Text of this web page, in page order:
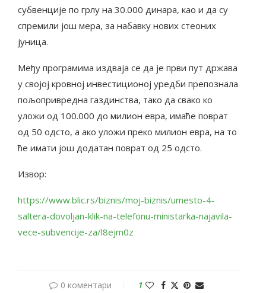
субвенције по грлу на 30.000 динара, као и да су
спремили још мера, за набавку нових стеоних
јуница.
Међу програмима издваја се да је први пут држава
у својој кровној инвестиционој уредби препознала
пољопривредна газдинства, тако да свако ко
уложи од 100.000 до милион евра, имаће поврат
од 50 одсто, а ако уложи преко милион евра, на то
ће имати још додатан поврат од 25 одсто.
Извор:
https://www.blic.rs/biznis/moj-biznis/umesto-4-
saltera-dovoljan-klik-na-telefonu-ministarka-najavila-
vece-subvencije-za/l8ejm0z
0 коментари 1